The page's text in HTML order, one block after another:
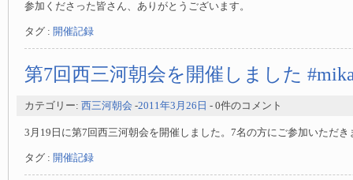
参加くださった皆さん、ありがとうございます。
タグ : 開催記録
第7回西三河朝会を開催しました
カテゴリー: 西三河朝会 -2011年3月26日 - 0件のコメント
3月19日に第7回西三河朝会を開催しました。7名の方にご参加いただき
タグ : 開催記録